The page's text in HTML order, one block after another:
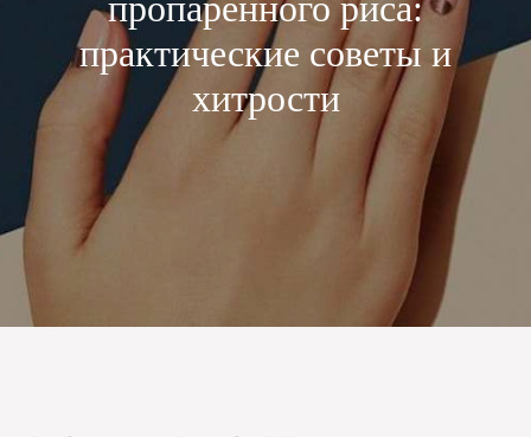
практические советы и
хитрости